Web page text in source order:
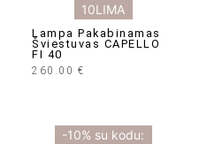
10LIMA
Lampa Pakabinamas
Šviestuvas CAPELLO
FI 40
260.00 €
-10% su kodu: